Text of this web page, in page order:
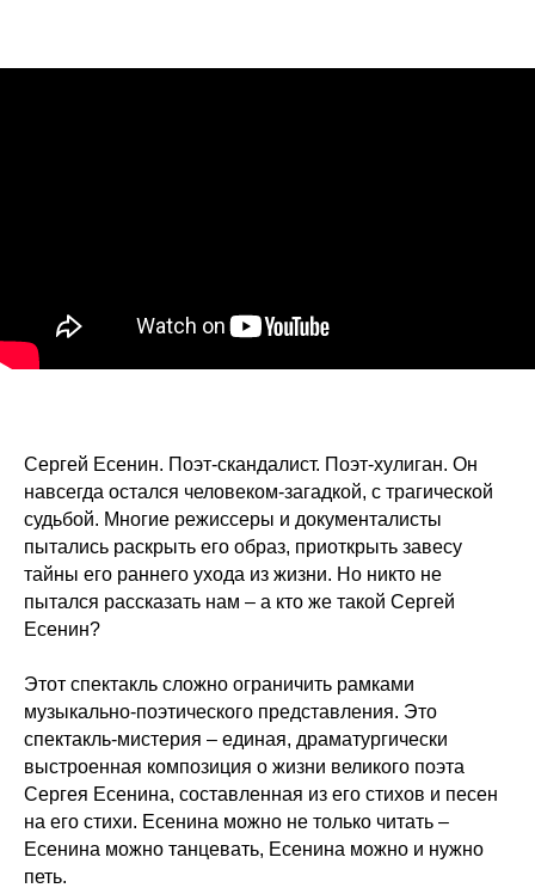
Сергей Есенин. Поэт-скандалист. Поэт-хулиган. Он
навсегда остался человеком-загадкой, с трагической
судьбой. Многие режиссеры и документалисты
пытались раскрыть его образ, приоткрыть завесу
тайны его раннего ухода из жизни. Но никто не
пытался рассказать нам – а кто же такой Сергей
Есенин?
Этот спектакль сложно ограничить рамками
музыкально-поэтического представления. Это
спектакль-мистерия – единая, драматургически
выстроенная композиция о жизни великого поэта
Сергея Есенина, составленная из его стихов и песен
на его стихи. Есенина можно не только читать –
Есенина можно танцевать, Есенина можно и нужно
петь.